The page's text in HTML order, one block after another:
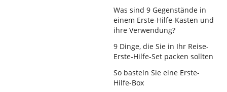
Was sind 9 Gegenstände in
einem Erste-Hilfe-Kasten und
ihre Verwendung?
9 Dinge, die Sie in Ihr Reise-
Erste-Hilfe-Set packen sollten
So basteln Sie eine Erste-
Hilfe-Box